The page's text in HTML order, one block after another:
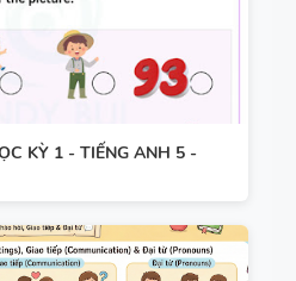
KỲ 1 - TIẾNG ANH 5 -